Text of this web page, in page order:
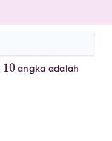
10
angka adalah